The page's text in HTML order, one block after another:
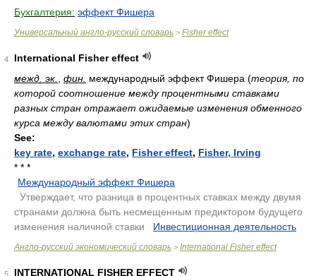
Бухгалтерия: эффект Фишера
Универсальный англо-русский словарь > Fisher effect
4
International Fisher effect
межд. эк.
фин. международный эффект Фишера (теория, по
которой соотношение между процентными ставками
разных стран отражает ожидаемые изменения обменного
курса между валютами этих стран)
See:
key rate, exchange rate, Fisher effect, Fisher, Irving
* * *
Международный эффект Фишера
Утверждает, что разница в процентных ставках между двумя
странами должна быть несмещенным предиктором будущего
изменения наличной ставки
Инвестиционная деятельность
Англо-русский экономический словарь > International Fisher effect
5
INTERNATIONAL FISHER EFFECT